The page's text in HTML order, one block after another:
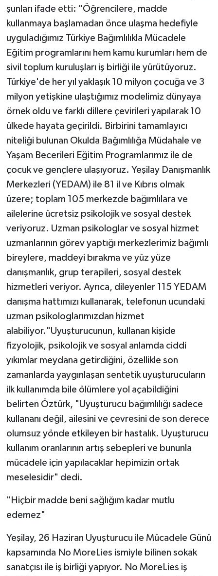
şunları ifade etti: "Öğrencilere, madde
kullanmaya başlamadan önce ulaşma hedefiyle
uyguladığımız Türkiye Bağımlılıkla Mücadele
Eğitim programlarını hem kamu kurumları hem de
sivil toplum kuruluşları iş birliği ile yürütüyoruz.
Türkiye'de her yıl yaklaşık 10 milyon çocuğa ve 3
milyon yetişkine ulaştığımız modelimiz dünyaya
örnek oldu ve farklı dillere çevirileri yapılarak 10
ülkede hayata geçirildi. Birbirini tamamlayıcı
niteliği bulunan Okulda Bağımlılığa Müdahale ve
Yaşam Becerileri Eğitim Programlarımız ile de
çocuk ve gençlere ulaşıyoruz. Yeşilay Danışmanlık
Merkezleri (YEDAM) ile 81 il ve Kıbrıs olmak
üzere; toplam 105 merkezde bağımlılara ve
ailelerine ücretsiz psikolojik ve sosyal destek
veriyoruz. Uzman psikologlar ve sosyal hizmet
uzmanlarının görev yaptığı merkezlerimiz bağımlı
bireylere, maddeyi bırakma ve yüz yüze
danışmanlık, grup terapileri, sosyal destek
hizmetleri veriyor. Ayrıca, dileyenler 115 YEDAM
danışma hattımızı kullanarak, telefonun ucundaki
uzman psikologlarımızdan hizmet
alabiliyor."Uyuşturucunun, kullanan kişide
fizyolojik, psikolojik ve sosyal anlamda ciddi
yıkımlar meydana getirdiğini, özellikle son
zamanlarda yaygınlaşan sentetik uyuşturucuların
ilk kullanımda bile ölümlere yol açabildiğini
belirten Öztürk, "Uyuşturucu bağımlılığı sadece
kullananı değil, ailesini ve çevresini de son derece
olumsuz yönde etkileyen bir hastalık. Uyuşturucu
kullanım oranlarının artış sebepleri ve bununla
mücadele için yapılacaklar hepimizin ortak
meselesidir" dedi.
"Hiçbir madde beni sağlığım kadar mutlu
edemez"
Yeşilay, 26 Haziran Uyuşturucu ile Mücadele Günü
kapsamında No MoreLies ismiyle bilinen sokak
sanatçısı ile iş birliği yapıyor. No MoreLies iş